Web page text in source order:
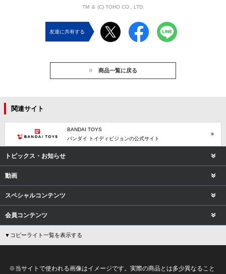
TM ＆ (C) TOHO CO., LTD.
友達に共有する
商品一覧に戻る
関連サイト
BANDAI TOYS
バンダイ トイディビジョンの公式サイト
トピックス・お知らせ
動画
スペシャルコンテンツ
会員コンテンツ
▼コピーライト一覧を表示する
※当サイトで使われる画像はイメージです。実際の商品とは多少異なること